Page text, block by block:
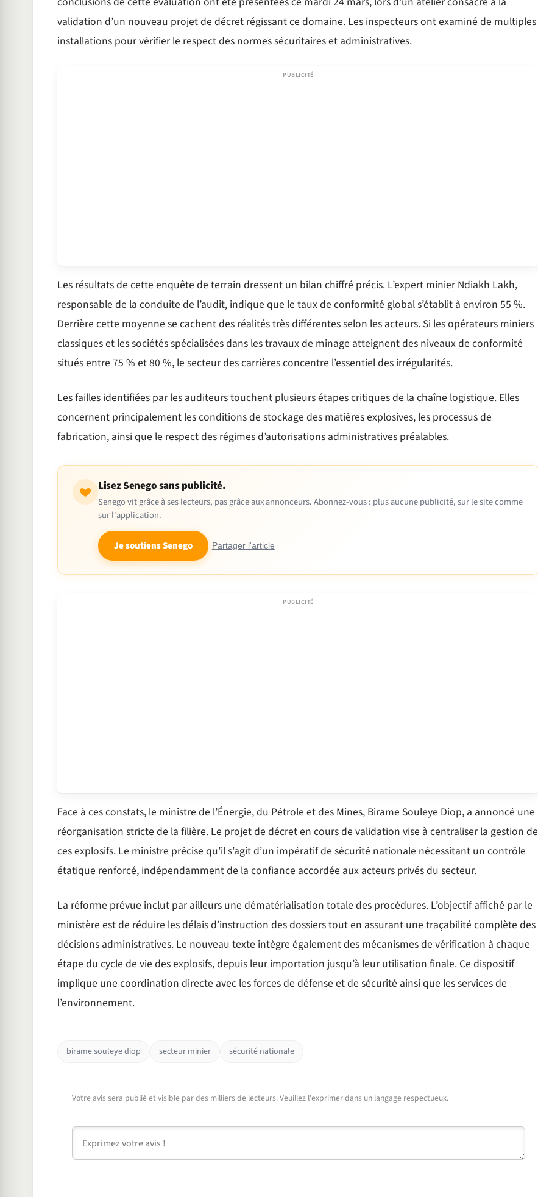
validation d’un nouveau projet de décret régissant ce domaine. Les inspecteurs ont examiné de multiples
installations pour vérifier le respect des normes sécuritaires et administratives.
Les résultats de cette enquête de terrain dressent un bilan chiffré précis. L’expert minier Ndiakh Lakh,
responsable de la conduite de l’audit, indique que le taux de conformité global s’établit à environ 55 %.
Derrière cette moyenne se cachent des réalités très différentes selon les acteurs. Si les opérateurs miniers
classiques et les sociétés spécialisées dans les travaux de minage atteignent des niveaux de conformité
situés entre 75 % et 80 %, le secteur des carrières concentre l’essentiel des irrégularités.
Les failles identifiées par les auditeurs touchent plusieurs étapes critiques de la chaîne logistique. Elles
concernent principalement les conditions de stockage des matières explosives, les processus de
fabrication, ainsi que le respect des régimes d’autorisations administratives préalables.
Lisez Senego sans publicité.
Senego vit grâce à ses lecteurs, pas grâce aux annonceurs. Abonnez-vous : plus aucune publicité, sur le site comme
sur l'application.
Je soutiens Senego Partager l'article
Face à ces constats, le ministre de l’Énergie, du Pétrole et des Mines, Birame Souleye Diop, a annoncé une
réorganisation stricte de la filière. Le projet de décret en cours de validation vise à centraliser la gestion de
ces explosifs. Le ministre précise qu’il s’agit d’un impératif de sécurité nationale nécessitant un contrôle
étatique renforcé, indépendamment de la confiance accordée aux acteurs privés du secteur.
La réforme prévue inclut par ailleurs une dématérialisation totale des procédures. L’objectif affiché par le
ministère est de réduire les délais d’instruction des dossiers tout en assurant une traçabilité complète des
décisions administratives. Le nouveau texte intègre également des mécanismes de vérification à chaque
étape du cycle de vie des explosifs, depuis leur importation jusqu’à leur utilisation finale. Ce dispositif
implique une coordination directe avec les forces de défense et de sécurité ainsi que les services de
l’environnement.
birame souleye diop secteur minier sécurité nationale
Votre avis sera publié et visible par des milliers de lecteurs. Veuillez l'exprimer dans un langage respectueux.